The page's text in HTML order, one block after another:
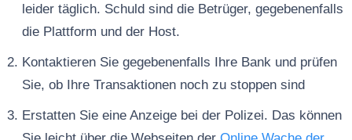
leider täglich. Schuld sind die Betrüger, gegebenenfalls
die Plattform und der Host.
Kontaktieren Sie gegebenenfalls Ihre Bank und prüfen
Sie, ob Ihre Transaktionen noch zu stoppen sind
Erstatten Sie eine Anzeige bei der Polizei. Das können